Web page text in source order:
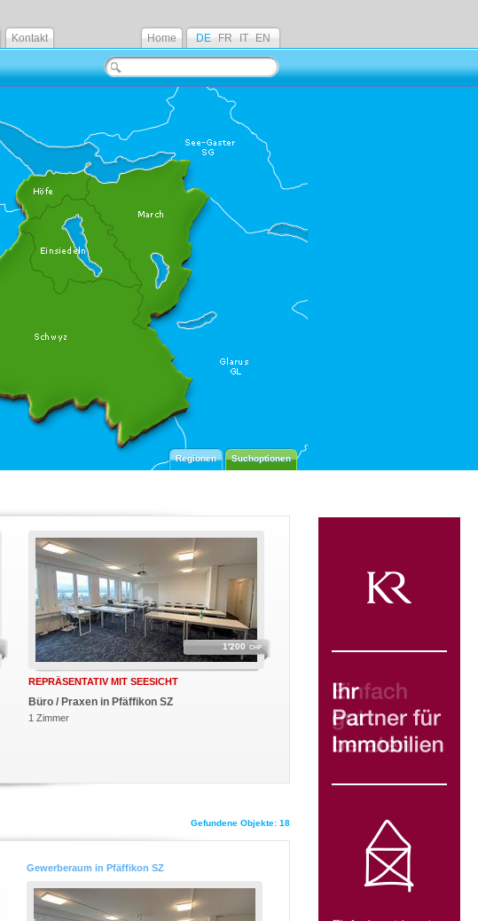
Kontakt Home DE FR IT EN
Suchoptionen
Regionen
1'200 CHF
REPRÄSENTATIV MIT SEESICHT
Büro / Praxen in Pfäffikon SZ
1 Zimmer
Gefundene Objekte: 18
Gewerberaum in Pfäffikon SZ